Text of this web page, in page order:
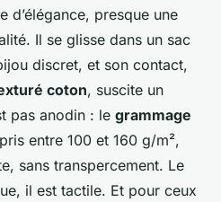
d’élégance, presque une
Il se glisse dans un sac
discret, et son contact,
coton, suscite un
pas anodin : le grammage
entre 100 et 160 g/m²,
sans transpercement. Le
il est tactile. Et pour ceux